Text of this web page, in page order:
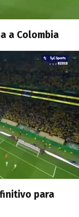
a Colombia
para